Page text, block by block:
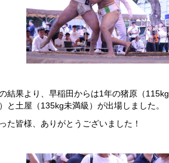
結果より、早稲田からは1年の猪原（
と土屋（135kg未満級）が出場しました。
た皆様、ありがとうございました！